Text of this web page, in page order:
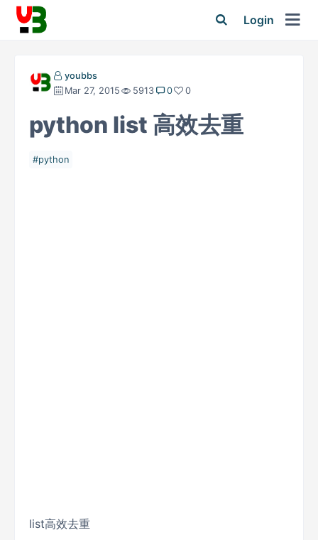
Login
youbbs
Mar 27, 2015
5913 0 0
python list 高效去重
python
list高效去重